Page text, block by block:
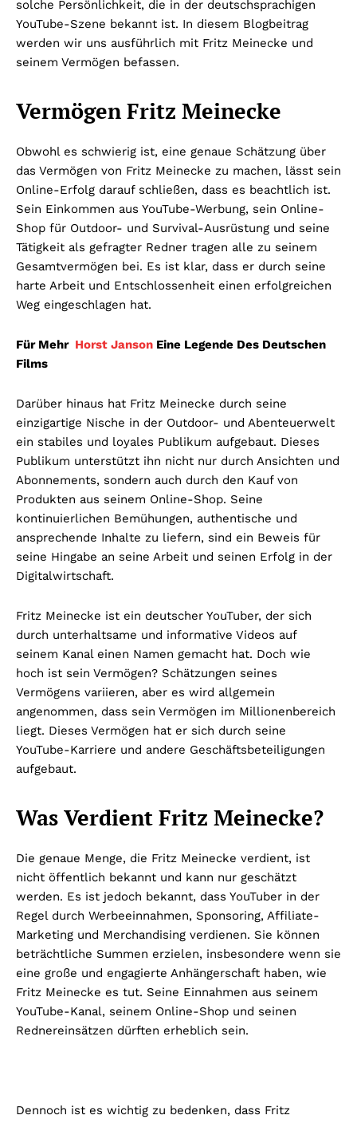
solche Persönlichkeit, die in der deutschsprachigen
YouTube-Szene bekannt ist. In diesem Blogbeitrag
werden wir uns ausführlich mit Fritz Meinecke und
seinem Vermögen befassen.
Vermögen Fritz Meinecke
Obwohl es schwierig ist, eine genaue Schätzung über
das Vermögen von Fritz Meinecke zu machen, lässt sein
Online-Erfolg darauf schließen, dass es beachtlich ist.
Sein Einkommen aus YouTube-Werbung, sein Online-
Shop für Outdoor- und Survival-Ausrüstung und seine
Tätigkeit als gefragter Redner tragen alle zu seinem
Gesamtvermögen bei. Es ist klar, dass er durch seine
harte Arbeit und Entschlossenheit einen erfolgreichen
Weg eingeschlagen hat.
Für Mehr Horst Janson Eine Legende Des Deutschen
Films
Darüber hinaus hat Fritz Meinecke durch seine
einzigartige Nische in der Outdoor- und Abenteuerwelt
ein stabiles und loyales Publikum aufgebaut. Dieses
Publikum unterstützt ihn nicht nur durch Ansichten und
Abonnements, sondern auch durch den Kauf von
Produkten aus seinem Online-Shop. Seine
kontinuierlichen Bemühungen, authentische und
ansprechende Inhalte zu liefern, sind ein Beweis für
seine Hingabe an seine Arbeit und seinen Erfolg in der
Digitalwirtschaft.
Fritz Meinecke ist ein deutscher YouTuber, der sich
durch unterhaltsame und informative Videos auf
seinem Kanal einen Namen gemacht hat. Doch wie
hoch ist sein Vermögen? Schätzungen seines
Vermögens variieren, aber es wird allgemein
angenommen, dass sein Vermögen im Millionenbereich
liegt. Dieses Vermögen hat er sich durch seine
YouTube-Karriere und andere Geschäftsbeteiligungen
aufgebaut.
Was Verdient Fritz Meinecke?
Die genaue Menge, die Fritz Meinecke verdient, ist
nicht öffentlich bekannt und kann nur geschätzt
werden. Es ist jedoch bekannt, dass YouTuber in der
Regel durch Werbeeinnahmen, Sponsoring, Affiliate-
Marketing und Merchandising verdienen. Sie können
beträchtliche Summen erzielen, insbesondere wenn sie
eine große und engagierte Anhängerschaft haben, wie
Fritz Meinecke es tut. Seine Einnahmen aus seinem
YouTube-Kanal, seinem Online-Shop und seinen
Rednereinsätzen dürften erheblich sein.
Dennoch ist es wichtig zu bedenken, dass Fritz